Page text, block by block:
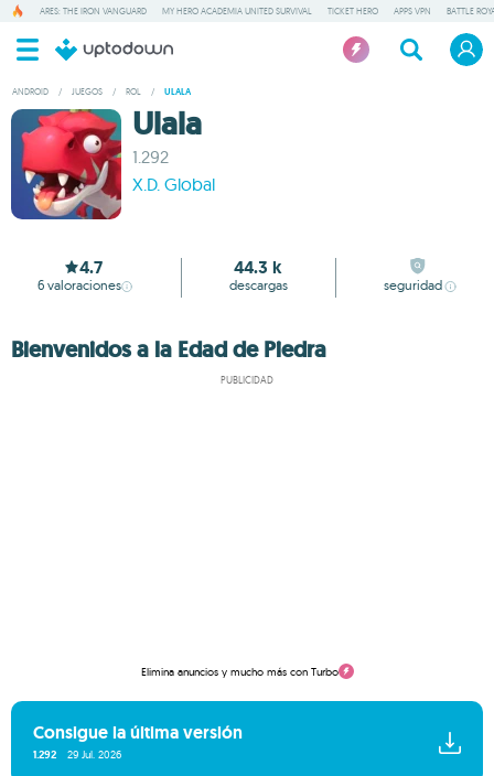
ARES: THE IRON VANGUARD MY HERO ACADEMIA UNITED SURVIVAL TICKET HERO APPS VPN BATTLE
ANDROID / JUEGOS / ROL / ULALA
Ulala
1.292
X.D. Global
4.7
6 valoraciones
44.3 k
descargas seguridad
Bienvenidos a la Edad de Piedra
PUBLICIDAD
Elimina anuncios y mucho más con Turbo
Consigue la última versión
1.292 29 Jul. 2026